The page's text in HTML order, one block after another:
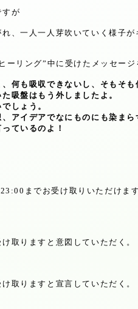
すが
、一人一人芽吹いていく様子
ーリング” 中に受けたメッセージ
何も吸収できないし、そもそ
吸盤はもう外しましたよ。
しょう。
アイデアでなにものにも染ま
ているのよ！
23:00 までお受け取りいただけます
取りますと意図していただく。
取りますと宣言していただく。